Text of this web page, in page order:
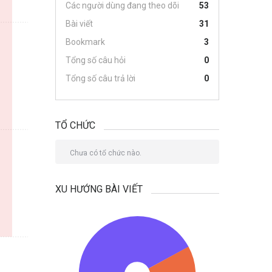
Các người dùng đang theo dõi
53
Bài viết
31
Bookmark
3
Tổng số câu hỏi
0
Tổng số câu trả lời
0
TỔ CHỨC
Chưa có tổ chức nào.
XU HƯỚNG BÀI VIẾT